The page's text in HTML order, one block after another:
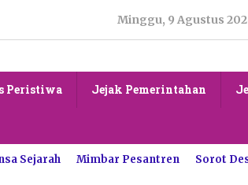
Minggu, 9 Agustus
Peristiwa Jejak Pemerintahan
Sejarah Mimbar Pesantren Sorot